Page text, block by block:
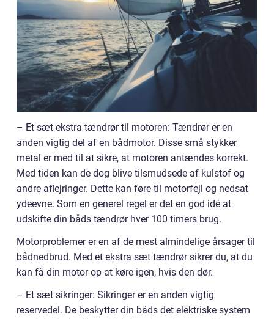
– Et sæt ekstra tændrør til motoren: Tændrør er en
anden vigtig del af en bådmotor. Disse små stykker
metal er med til at sikre, at motoren antændes korrekt.
Med tiden kan de dog blive tilsmudsede af kulstof og
andre aflejringer. Dette kan føre til motorfejl og nedsat
ydeevne. Som en generel regel er det en god idé at
udskifte din båds tændrør hver 100 timers brug.
Motorproblemer er en af de mest almindelige årsager til
bådnedbrud. Med et ekstra sæt tændrør sikrer du, at du
kan få din motor op at køre igen, hvis den dør.
– Et sæt sikringer: Sikringer er en anden vigtig
reservedel. De beskytter din båds det elektriske system